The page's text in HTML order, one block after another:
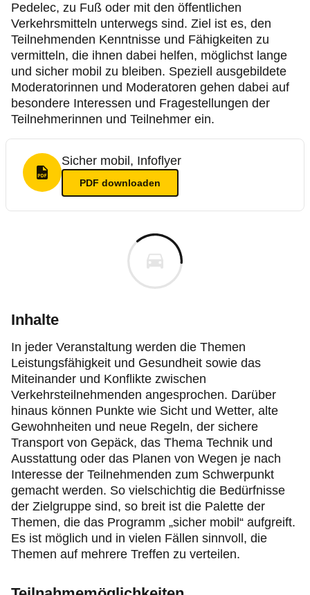
Pedelec, zu Fuß oder mit den öffentlichen
Verkehrsmitteln unterwegs sind. Ziel ist es, den
Teilnehmenden Kenntnisse und Fähigkeiten zu
vermitteln, die ihnen dabei helfen, möglichst lange
und sicher mobil zu bleiben. Speziell ausgebildete
Moderatorinnen und Moderatoren gehen dabei auf
besondere Interessen und Fragestellungen der
Teilnehmerinnen und Teilnehmer ein.
PDF Format
Sicher mobil, Infoflyer
PDF downloaden
Inhalte
In jeder Veranstaltung werden die Themen
Leistungsfähigkeit und Gesundheit sowie das
Miteinander und Konflikte zwischen
Verkehrsteilnehmenden angesprochen. Darüber
hinaus können Punkte wie Sicht und Wetter, alte
Gewohnheiten und neue Regeln, der sichere
Transport von Gepäck, das Thema Technik und
Ausstattung oder das Planen von Wegen je nach
Interesse der Teilnehmenden zum Schwerpunkt
gemacht werden. So vielschichtig die Bedürfnisse
der Zielgruppe sind, so breit ist die Palette der
Themen, die das Programm „sicher mobil“ aufgreift.
Es ist möglich und in vielen Fällen sinnvoll, die
Themen auf mehrere Treffen zu verteilen.